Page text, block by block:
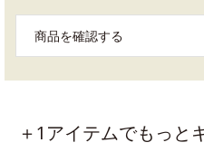
商品を確認する
＋1アイテムでもっと